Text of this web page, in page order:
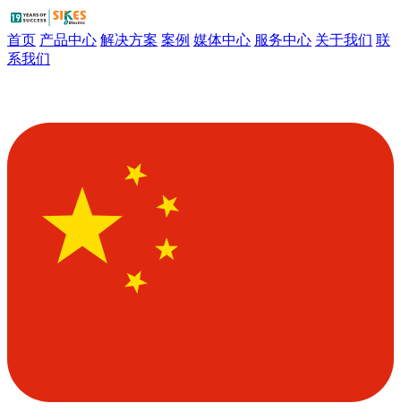
首页 产品中心 解决方案 案例 媒体中心 服务中心 关于我们 联
系我们